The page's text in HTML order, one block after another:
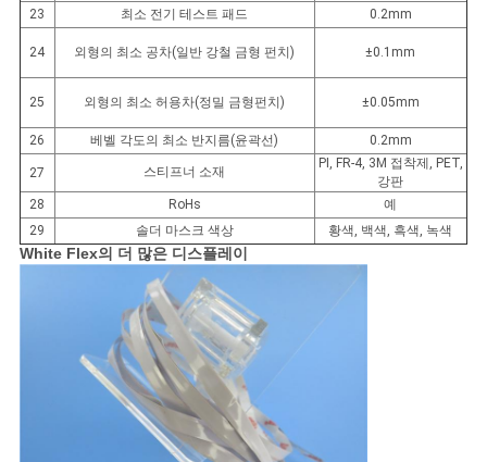
23
최소 전기 테스트 패드 0.2mm
24 외형의 최소 공차(일반 강철 금형 펀치) ±0.1mm
25 외형의 최소 허용차(정밀 금형펀치) ±0.05mm
26 베벨 각도의 최소 반지름(윤곽선) 0.2mm
27 스티프너 소재
PI, FR-4, 3M 접착제, PET,
강판
28
RoHs
예
29
솔더 마스크 색상 황색, 백색, 흑색, 녹색
White Flex의 더 많은 디스플레이